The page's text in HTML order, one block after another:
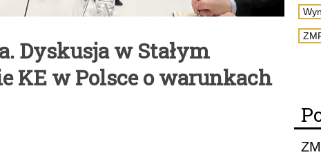
Dyskusja w Stałym
KE w Polsce o warunkach